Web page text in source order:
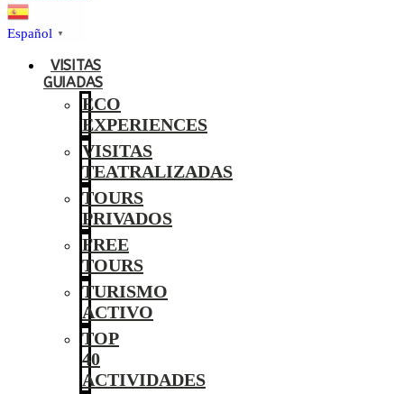
Español ▼
VISITAS
GUIADAS
ECO
EXPERIENCES
VISITAS
TEATRALIZADAS
TOURS
PRIVADOS
FREE
TOURS
TURISMO
ACTIVO
TOP
40
ACTIVIDADES